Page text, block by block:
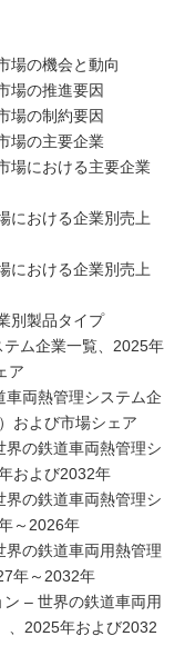
場の機会と動向
場の推進要因
場の制約要因
場の主要企業
場における主要企業
における企業別売上
における企業別売上
別製品タイプ
ム企業一覧、2025年
ア
両熱管理システム企
および市場シェア
の鉄道車両熱管理シ
および2032年
の鉄道車両熱管理シ
～2026年
の鉄道車両用熱管理
年～2032年
– 世界の鉄道車両用
、2025年および2032